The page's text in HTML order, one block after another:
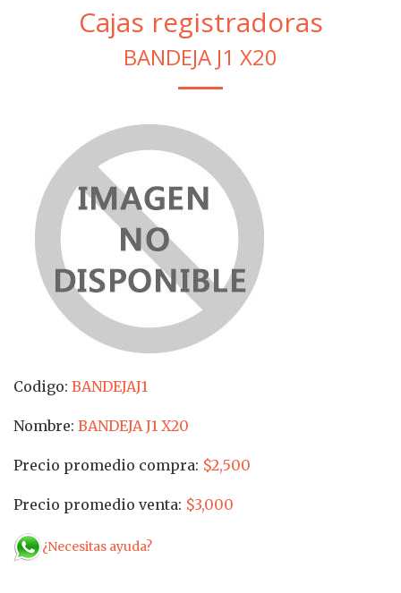
Cajas registradoras
BANDEJA J1 X20
Codigo: BANDEJAJ1
Nombre: BANDEJA J1 X20
Precio promedio compra: $2,500
Precio promedio venta: $3,000
¿Necesitas ayuda?